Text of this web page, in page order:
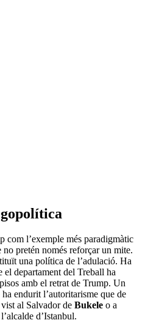
com l’exemple més paradigmàtic
pretén només reforçar un mite.
una política de l’adulació. Ha
el departament del Treball ha
amb el retrat de Trump. Un
endurit l’autoritarisme que de
al Salvador de Bukele o a
d’Istanbul.